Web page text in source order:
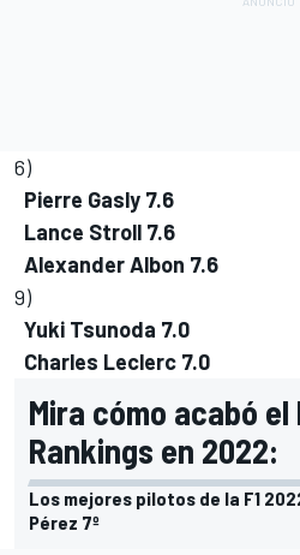
6)
Pierre Gasly 7.6
Lance Stroll 7.6
Alexander Albon 7.6
9)
Yuki Tsunoda 7.0
Charles Leclerc 7.0
Mira cómo acabó el
Rankings en 2022:
Los mejores pilotos de la F1
Pérez 7º